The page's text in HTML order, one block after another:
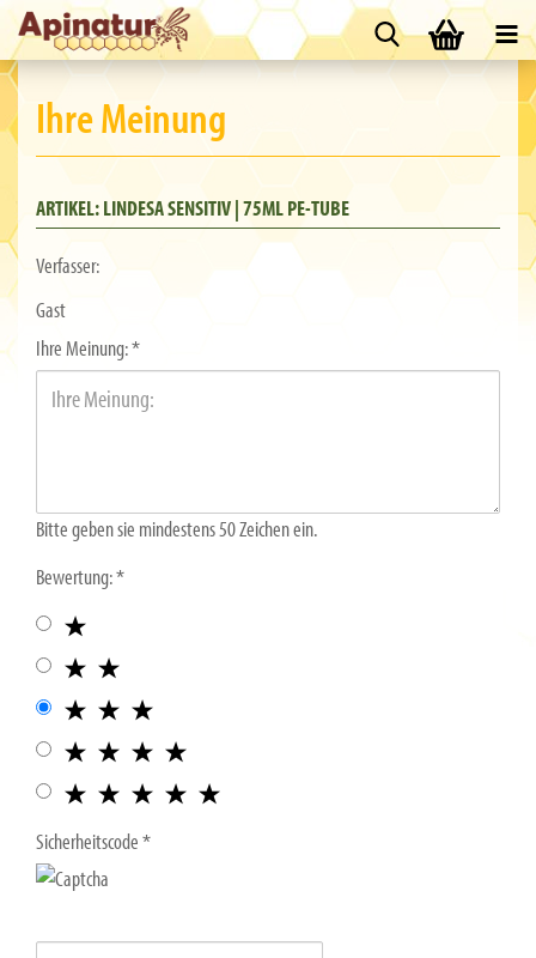
Ihre Meinung
ARTIKEL: LINDESA SENSITIV | 75ML PE-TUBE
Verfasser:
Gast
Ihre Meinung:
Bitte geben sie mindestens 50 Zeichen ein.
Bewertung:
Sicherheitscode